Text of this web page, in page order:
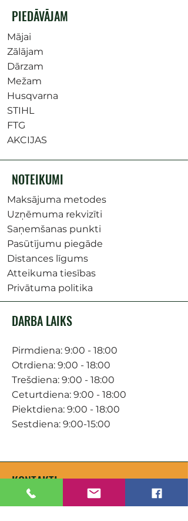
PIEDĀVĀJAM
Mājai
Zālājam
Dārzam
Mežam
Husqvarna
STIHL
FTG
AKCIJAS
NOTEIKUMI
Maksājuma metodes
Uzņēmuma rekvizīti
Saņemšanas punkti
Pasūtījumu piegāde
Distances līgums
Atteikuma tiesības
Privātuma politika
DARBA LAIKS
Pirmdiena: 9:00 - 18:00
Otrdiena: 9:00 - 18:00
Trešdiena: 9:00 - 18:00
Ceturtdiena: 9:00 - 18:00
Piektdiena: 9:00 - 18:00
Sestdiena: 9:00-15:00
KONTAKTI
Veikals / E-veikals